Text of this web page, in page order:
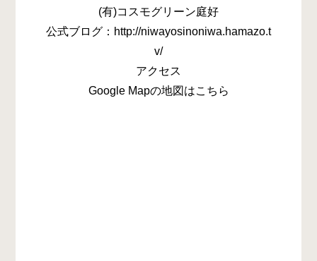
(有)コスモグリーン庭好
公式ブログ：http://niwayosinoniwa.hamazo.t
v/
アクセス
Google Mapの地図はこちら